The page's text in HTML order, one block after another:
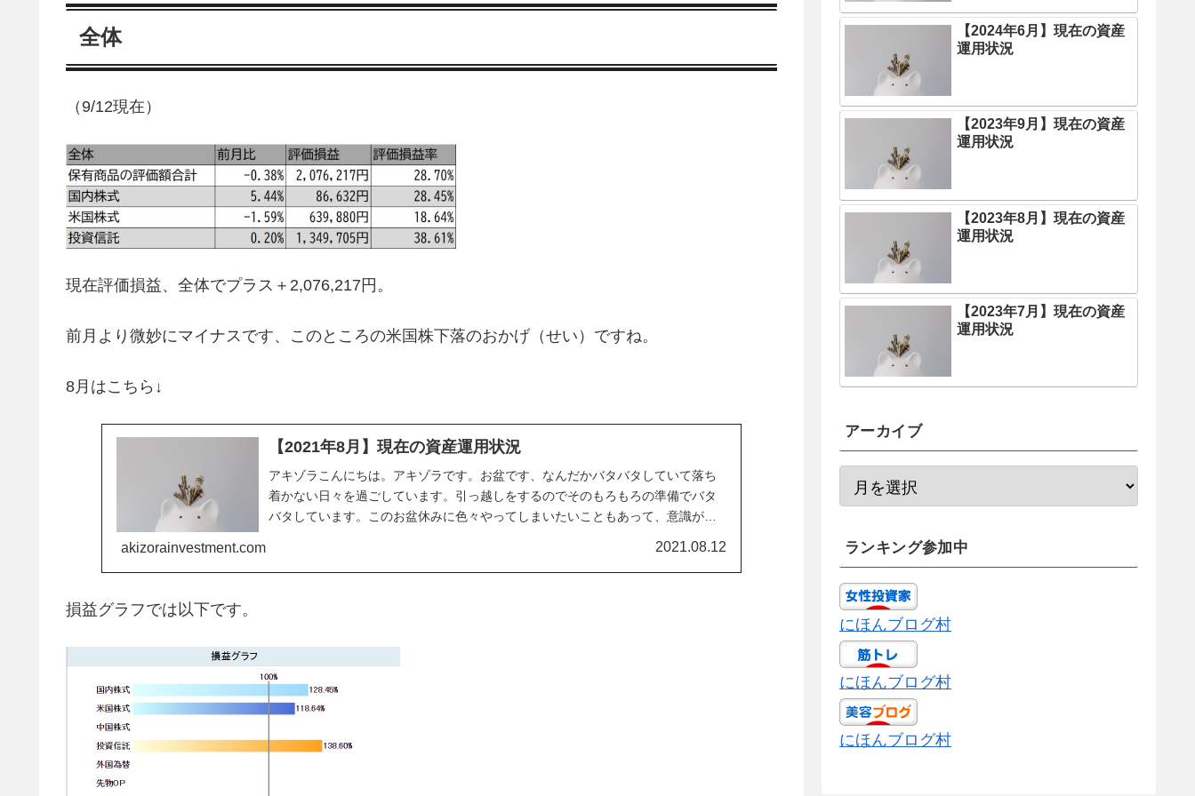
全体
（9/12現在）
現在評価損益、全体でプラス＋2,076,217円。
前月より微妙にマイナスです、このところの米国株下落のおかげ（せい）ですね。
8月はこちら↓
【2021年8月】現在の資産運用状況
アキゾラこんにちは。アキゾラです。お盆です、なんだかバタバタしていて落ち
着かない日々を過ごしています。引っ越しをするのでそのもろもろの準備でバタ
バタしています。このお盆休みに色々やってしまいたいこともあって、意識がそ
akizorainvestment.com 2021.08.12
損益グラフでは以下です。
【2024年6月】現在の資産
運用状況
【2023年9月】現在の資産
運用状況
【2023年8月】現在の資産
運用状況
【2023年7月】現在の資産
運用状況
アーカイブ
ランキング参加中
にほんブログ村
にほんブログ村
にほんブログ村